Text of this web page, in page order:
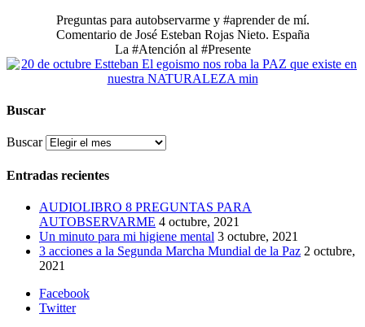
Preguntas para autobservarme y #aprenderde mí.
Comentario de José Esteban Rojas Nieto. España
La #Atención al #Presente
Buscar
Buscar
Entradas recientes
AUDIOLIBRO 8 PREGUNTAS PARA
AUTOBSERVARME 4 octubre, 2021
Un minuto para mi higiene mental 3 octubre, 2021
3 acciones a la Segunda Marcha Mundial de la Paz 2 octubre,
2021
Facebook
Twitter